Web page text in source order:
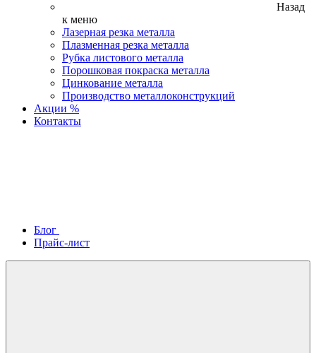
Назад
к меню
Лазерная резка металла
Плазменная резка металла
Рубка листового металла
Порошковая покраска металла
Цинкование металла
Производство металлоконструкций
Акции %
Контакты
Блог
Прайс-лист